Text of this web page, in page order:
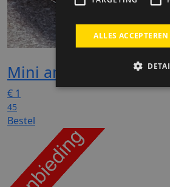
Mini amandelbroodjes
€ 1
45
Bestel